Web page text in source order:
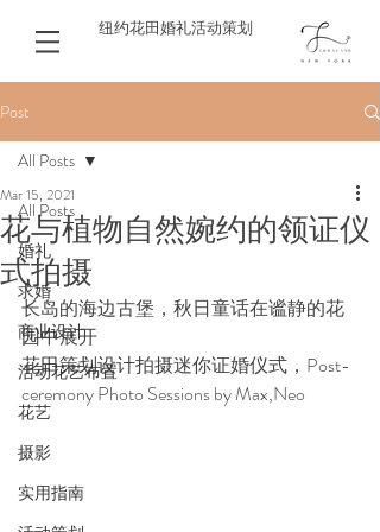
纽约花田婚礼活动策划
Post
All Posts
婚礼
求婚
商业设计
活动花艺布置
花艺
摄影
实用指南
All Posts
花与植物自然婉约的领证仪
式拍摄
Mar 15, 2021
长岛的海边古堡，秋日童话在谧静的花
园中展开
花田策划设计拍摄迷你证婚仪式，Post-
ceremony Photo Sessions by Max,Neo